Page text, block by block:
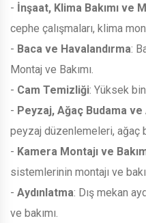
- İnşaat, Klima Bakımı ve
cephe çalışmaları, klima
- Baca ve Havalandırma:
Montaj ve Bakımı.
- Cam Temizliği: Yüksek
- Peyzaj, Ağaç Budama
peyzaj düzenlemeleri, ağaç
- Kamera Montajı ve
sistemlerinin montajı ve
- Aydınlatma: Dış mekan
ve bakımı.